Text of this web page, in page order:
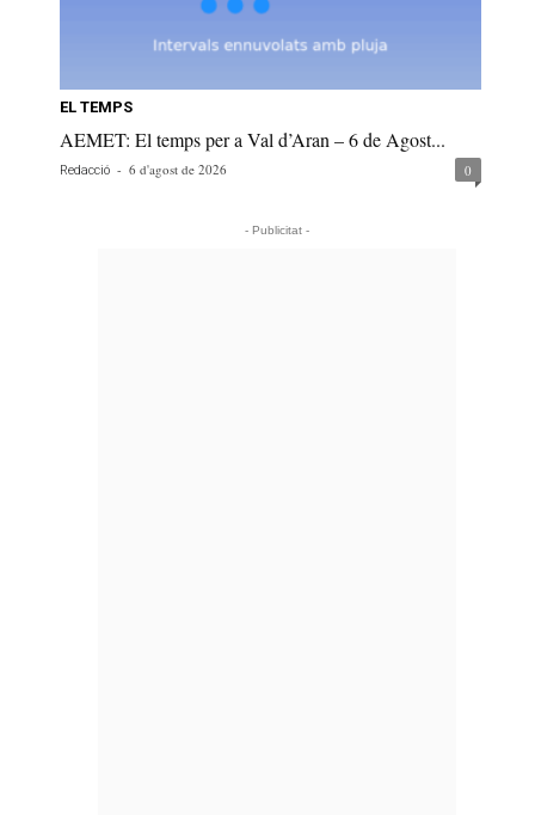
EL TEMPS
AEMET: El temps per a Val d’Aran – 6 de Agost...
Redacció - 6 d'agost de 2026 0
- Publicitat -